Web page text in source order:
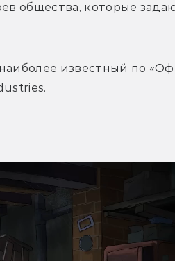
общества, которые
известный по